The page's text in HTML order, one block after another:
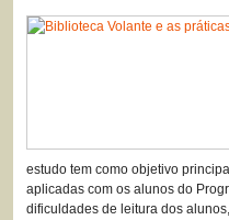
estudo tem como objetivo
aplicadas com os alunos do
dificuldades de leitura dos